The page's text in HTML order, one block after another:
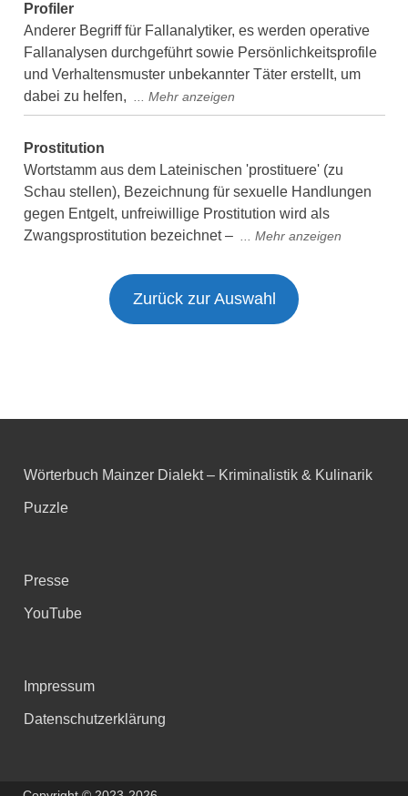
Profiler
Anderer Begriff für Fallanalytiker, es werden operative
Fallanalysen durchgeführt sowie Persönlichkeitsprofile
und Verhaltensmuster unbekannter Täter erstellt, um
dabei zu helfen,
Prostitution
Wortstamm aus dem Lateinischen 'prostituere' (zu
Schau stellen), Bezeichnung für sexuelle Handlungen
gegen Entgelt, unfreiwillige Prostitution wird als
Zwangsprostitution bezeichnet –
Zurück zur Auswahl
Wörterbuch Mainzer Dialekt – Kriminalistik & Kulinarik
Puzzle
Presse
YouTube
Impressum
Datenschutzerklärung